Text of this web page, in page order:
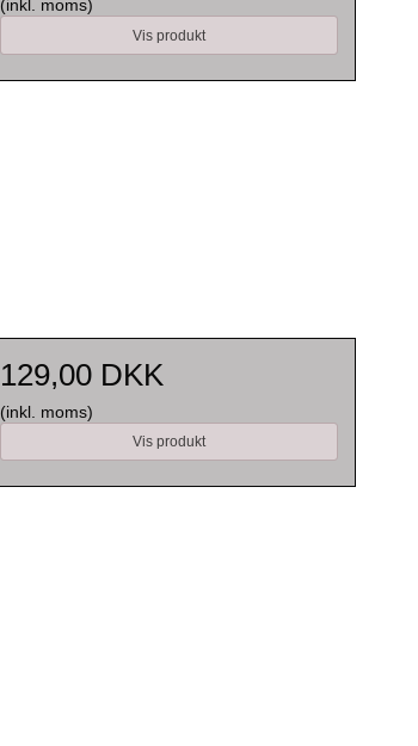
(inkl. moms)
Vis produkt
129,00 DKK
(inkl. moms)
Vis produkt